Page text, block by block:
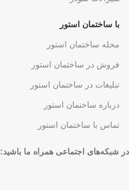
با ساختمان استور
مجله ساختمان استور
فروش در ساختمان استور
تبلیغات در ساختمان استور
درباره ساختمان استور
تماس با ساختمان استور
در شبکه‌های اجتماعی همراه ما باشید: